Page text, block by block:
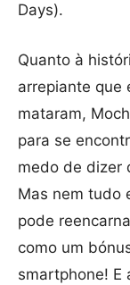
Days).
Quanto à
arrepiante que
mataram,
para se
medo de dizer
Mas nem tudo
pode
como um
smartphone! E